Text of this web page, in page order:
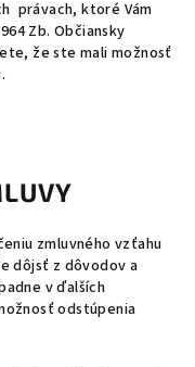
právach, ktoré Vám
Zb. Občiansky
že ste mali možnosť
zmluvného vzťahu
dôjsť z dôvodov a
v ďalších
odstúpenia